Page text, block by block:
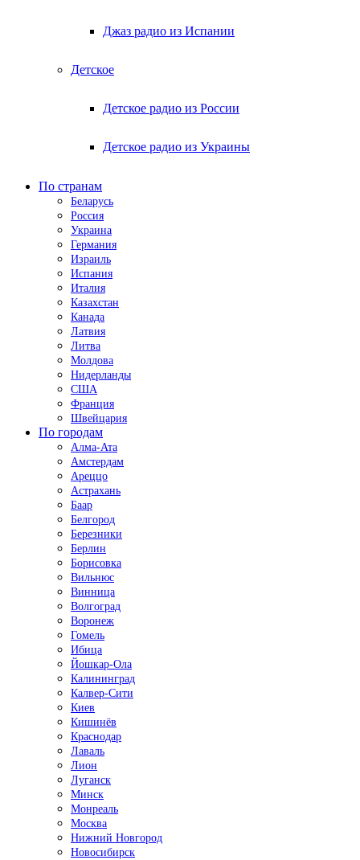
Джаз радио из Испании
Детское
Детское радио из России
Детское радио из Украины
По странам
Беларусь
Россия
Украина
Германия
Израиль
Испания
Италия
Казахстан
Канада
Латвия
Литва
Молдова
Нидерланды
США
Франция
Швейцария
По городам
Алма-Ата
Амстердам
Ареццо
Астрахань
Баар
Белгород
Березники
Берлин
Борисовка
Вильнюс
Винница
Волгоград
Воронеж
Гомель
Ибица
Йошкар-Ола
Калининград
Калвер-Сити
Киев
Кишинёв
Краснодар
Лаваль
Лион
Луганск
Минск
Монреаль
Москва
Нижний Новгород
Новосибирск